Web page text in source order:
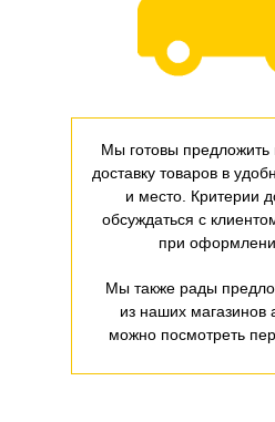
Мы готовы
доставку товаров в
и место. Критерии
обсуждаться с
при
Мы также рады
из наших магазинов
можно посмотреть